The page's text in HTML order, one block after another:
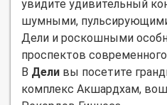
увидите удивительный
шумными,
Дели и роскошными
проспектов
В Дели вы посетите
комплекс Акшардхам,